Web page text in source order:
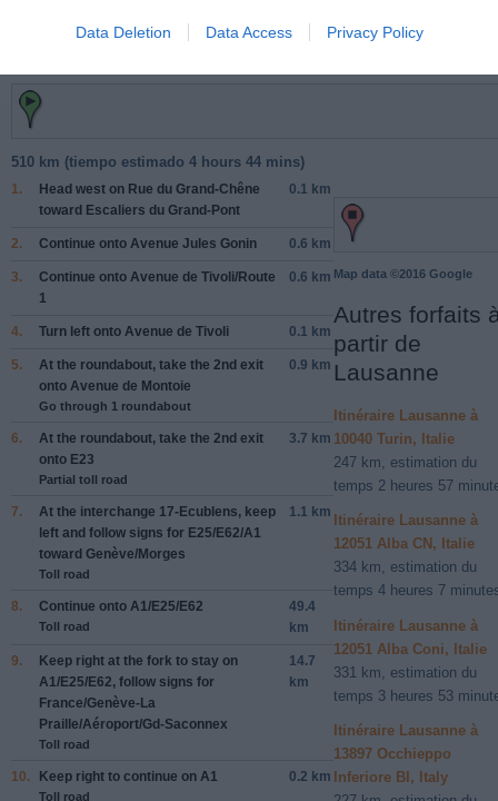
Data Deletion Data Access Privacy Policy
Itinéraire
510 km (tiempo estimado 4 hours 44 mins)
1. Head west on Rue du Grand-Chêne
toward Escaliers du Grand-Pont
0.1 km
2. Continue onto Avenue Jules Gonin 0.6 km
3. Continue onto Avenue de Tivoli/Route
1
0.6 km
4. Turn left onto Avenue de Tivoli 0.1 km
5. At the roundabout, take the 2nd exit
onto Avenue de Montoie
Go through 1 roundabout
0.9 km
6. At the roundabout, take the 2nd exit
onto E23
Partial toll road
3.7 km
7. At the interchange 17-Ecublens, keep
left and follow signs for E25/E62/A1
toward Genève/Morges
Toll road
1.1 km
8. Continue onto A1/E25/E62
Toll road
49.4
km
9. Keep right at the fork to stay on
A1/E25/E62, follow signs for
France/Genève-La
Praille/Aéroport/Gd-Saconnex
Toll road
14.7
km
10. Keep right to continue on A1
Toll road
0.2 km
Map data ©2016 Google
Autres forfaits
partir de
Lausanne
Itinéraire Lausanne à
10040 Turin, Italie
247 km, estimation du
temps 2 heures 57
Itinéraire Lausanne à
12051 Alba CN, Italie
334 km, estimation du
temps 4 heures 7
Itinéraire Lausanne à
12051 Alba Coni, Italie
331 km, estimation du
temps 3 heures 53
Itinéraire Lausanne à
13897 Occhieppo
Inferiore BI, Italy